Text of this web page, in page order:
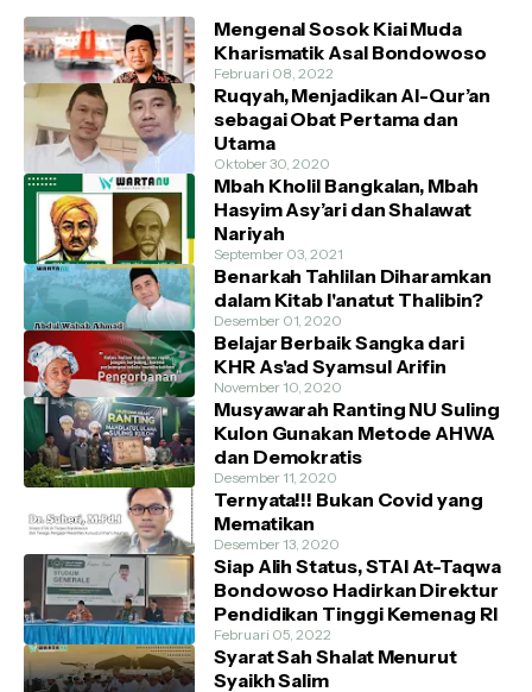
Mengenal Sosok Kiai Muda
Kharismatik Asal Bondowoso
Februari 08, 2022
Ruqyah, Menjadikan Al-Qur’an
sebagai Obat Pertama dan
Utama
Oktober 30, 2020
Mbah Kholil Bangkalan, Mbah
Hasyim Asy’ari dan Shalawat
Nariyah
September 03, 2021
Benarkah Tahlilan Diharamkan
dalam Kitab I'anatut Thalibin?
Desember 01, 2020
Belajar Berbaik Sangka dari
KHR As'ad Syamsul Arifin
November 10, 2020
Musyawarah Ranting NU Suling
Kulon Gunakan Metode AHWA
dan Demokratis
Desember 11, 2020
Ternyata!!! Bukan Covid yang
Mematikan
Desember 13, 2020
Siap Alih Status, STAI At-Taqwa
Bondowoso Hadirkan Direktur
Pendidikan Tinggi Kemenag RI
Februari 05, 2022
Syarat Sah Shalat Menurut
Syaikh Salim